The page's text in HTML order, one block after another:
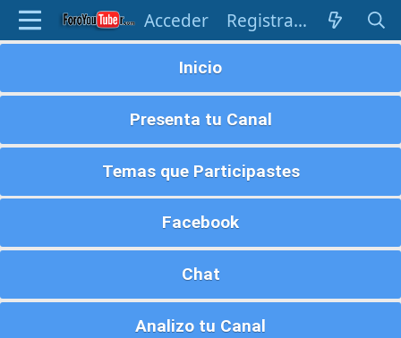
Acceder Registrarse
Inicio
Presenta tu Canal
Temas que Participastes
Facebook
Chat
Analizo tu Canal